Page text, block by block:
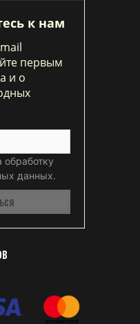
к нам
первым
и о
обработку
данных.